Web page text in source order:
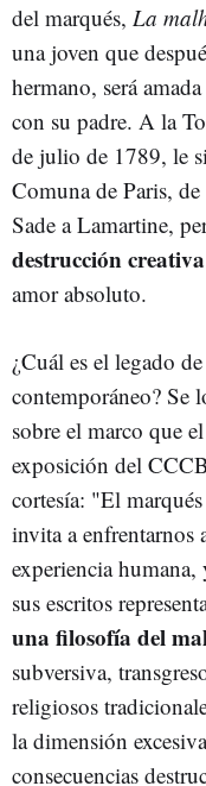
del marqués, La
una joven que
hermano, será
con su padre. A la
de julio de 1789, le
Comuna de Paris,
Sade a Lamartine,
destrucción creativa
amor absoluto.
¿Cuál es el legado
contemporáneo?
sobre el marco que
exposición del
cortesía: "El
invita a enfrentarnos
experiencia
sus escritos
una filosofía del
subversiva,
religiosos
la dimensión
consecuencias